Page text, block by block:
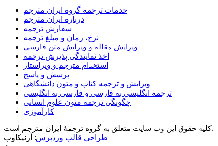
خدمات ترجمه گروه ایران مترجم
درباره ایران مترجم
سفارش ترجمه
نرخ، زمان و مبلغ ترجمه
ویرایش مقاله و ویرایش متن فارسی
اخذ نمایندگی پذیرش ترجمه
استخدام مترجم و ویراستار
پرسش و پاسخ
ویرایش و ترجمه کتاب و متون دانشگاهی
ترجمه انگلیسی به فارسی و فارسی به انگلیسی
چگونگی ترجمه متون علوم انسانی
کارآموزی
کلیه حقوق این وب سایت متعلق به گروه ترجمۀ ایران مترجم است.
طراحی قالب وردپرس: آرنیکاوب